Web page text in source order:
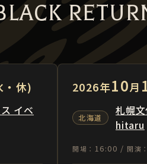
・休)
イベ
2026年10月
北海道
札幌
hitaru
開場： 16:00 / 開演：